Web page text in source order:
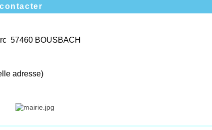
57460 BOUSBACH
adresse)